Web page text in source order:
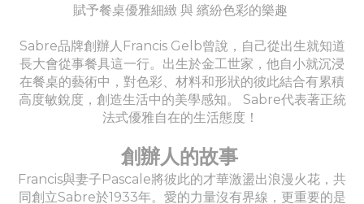
賦予餐桌優雅細緻 與 繽紛色彩的樂趣
Sabre品牌創辦人Francis Gelb曾說，自己從出生就知道
長大會從事餐具這一行。出生於金工世家，他自小就沉浸
在餐桌的藝術中，對色彩、材料和形狀的彼此結合有累積
高度敏銳度，創造生活中的美學感知。 Sabre代表著正統
法式優雅自在的生活態度！
創辦人的故事
Francis與妻子Pascale將彼此的才華激盪出浪漫火花，共
同創立Sabre於1933年。愛的力量沒有界線，更重要的是